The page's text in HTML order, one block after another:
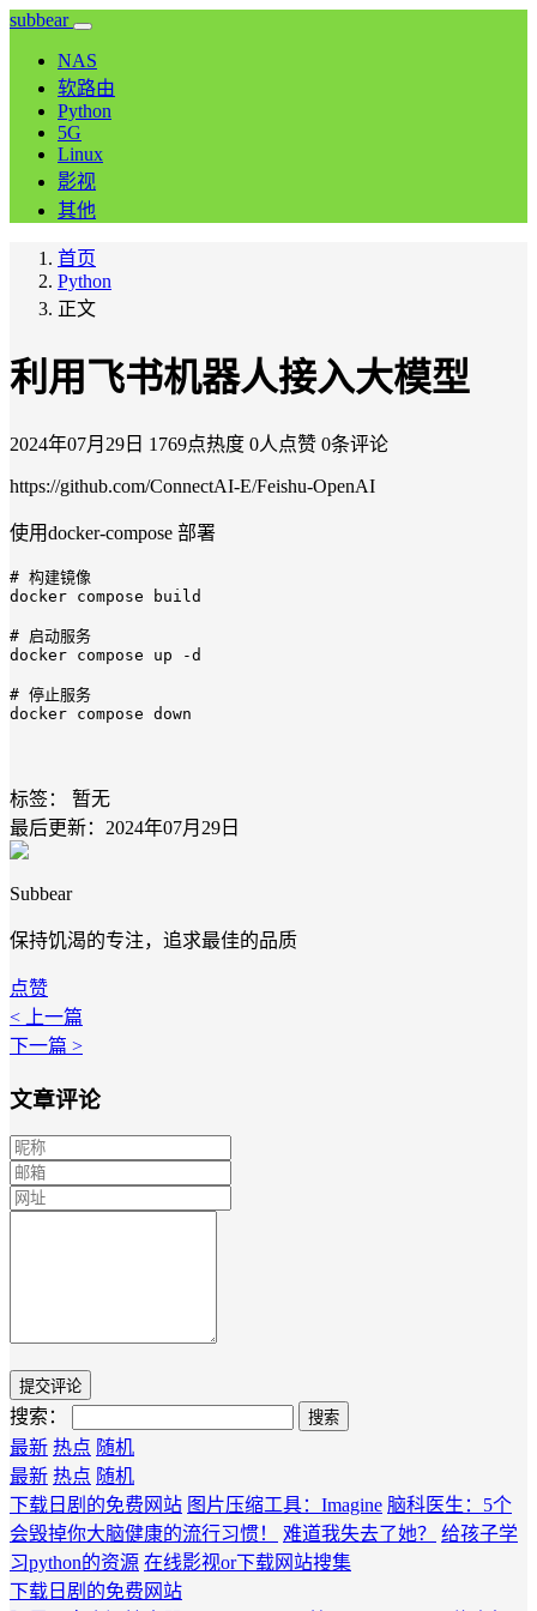
subbear
NAS
软路由
Python
5G
Linux
影视
其他
首页
Python
正文
利用飞书机器人接入大模型
2024年07月29日 1769点热度 0人点赞 0条评论
https://github.com/ConnectAI-E/Feishu-OpenAI
使用docker-compose 部署
# 构建镜像
docker compose build
# 启动服务
docker compose up -d
# 停止服务
docker compose down
标签：
暂无
最后更新：2024年07月29日
Subbear
保持饥渴的专注，追求最佳的品质
点赞
< 上一篇
下一篇 >
文章评论
搜索：
最新 热点 随机
最新 热点 随机
下载日剧的免费网站 图片压缩工具：Imagine 脑科医生：5个
会毁掉你大脑健康的流行习惯！
难道我失去了她？
给孩子学
习python的资源 在线影视or下载网站搜集
下载日剧的免费网站